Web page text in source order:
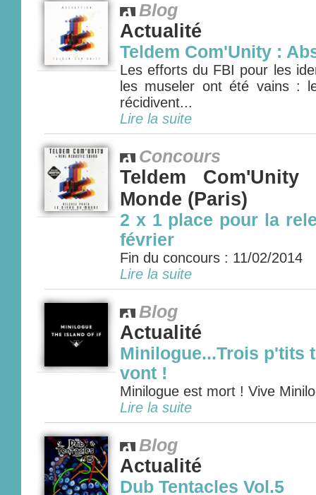
Blog
Actualité
Teldem Com'Unity :
Les efforts du FBI pour les
les museler ont été vains :
récidivent...
Lire la suite
Concours
Teldem
Monde (Paris)
2 x 1 place pour la
février
Fin du concours : 11/02/2014
Lire la suite
Blog
Actualité
Minilogue...Trois p'tits
vont !
Minilogue est mort ! Vive
Lire la suite
Blog
Actualité
Dub Tentacles Vol.5